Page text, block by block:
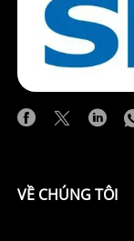
VỀ CHÚNG TÔI